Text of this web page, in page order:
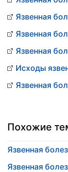
Язвенная
Язвенная
Язвенная
Исходы
Язвенная
Похожие
Язвенная
Язвенная